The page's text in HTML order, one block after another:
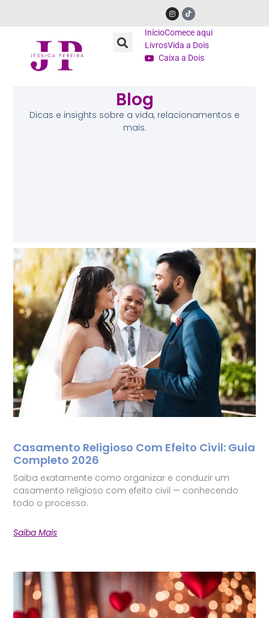
InícioComece aqui
LivrosVida a Dois
Caixa a Dois
Blog
Dicas e insights sobre a vida, relacionamentos e
mais.
Casamento Religioso Com Efeito Civil: Guia
Completo 2026
Saiba exatamente como organizar e conduzir um
casamento religioso com efeito civil — conhecendo
todo o processo.
Saiba Mais